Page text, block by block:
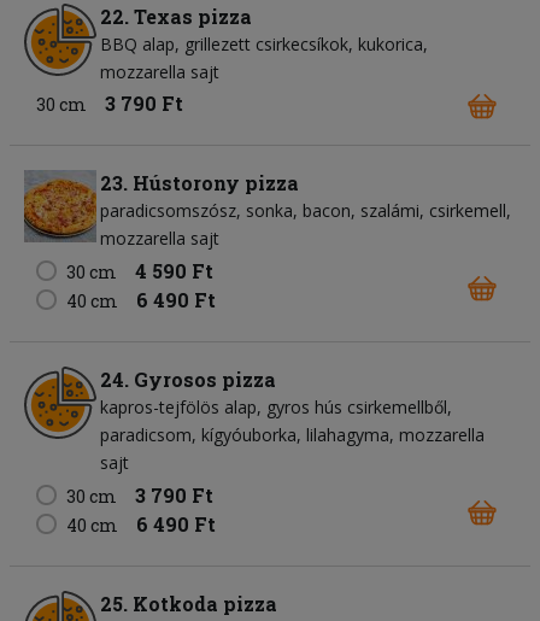
22. Texas pizza
BBQ alap grillezett csirkecsíkok kukorica
mozzarella sajt
30 cm
3 790 Ft
23. Hústorony pizza
paradicsomszósz sonka bacon szalámi csirkemell
mozzarella sajt
30 cm
4 590 Ft
40 cm 6 490 Ft
24. Gyrosos pizza
kapros-tejfölös alap gyros hús csirkemellből
paradicsom kígyóuborka lilahagyma mozzarella
sajt
30 cm
3 790 Ft
40 cm 6 490 Ft
25. Kotkoda pizza